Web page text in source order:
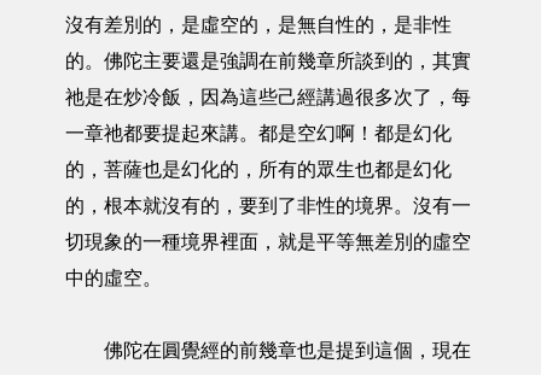
沒有差別的，是虛空的，是無自性的，是非性
的。佛陀主要還是強調在前幾章所談到的，其實
祂是在炒冷飯，因為這些己經講過很多次了，每
一章祂都要提起來講。都是空幻啊！都是幻化
的，菩薩也是幻化的，所有的眾生也都是幻化
的，根本就沒有的，要到了非性的境界。沒有一
切現象的一種境界裡面，就是平等無差別的虛空
中的虛空。
佛陀在圓覺經的前幾章也是提到這個，現在